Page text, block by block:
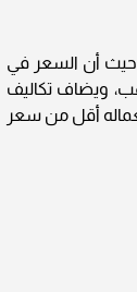
حيث أن السعر في
الخميس 25-12-2025 داخل بورصة الذهب، ويضاف تكاليف
أقل من سعر